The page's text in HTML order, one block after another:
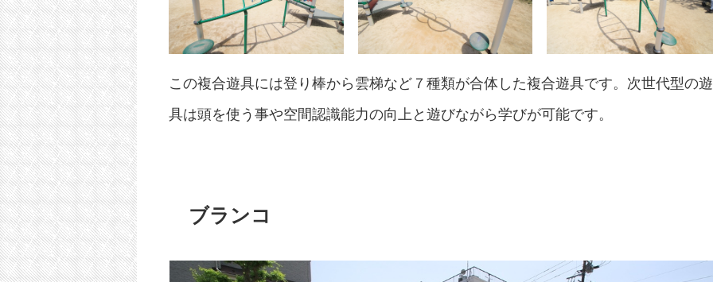
この複合遊具には登り棒から雲梯など７種類が合体した複合遊具です。次世代型の遊
具は頭を使う事や空間認識能力の向上と遊びながら学びが可能です。
ブランコ